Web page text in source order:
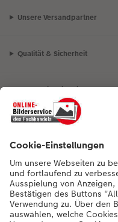
Unsere Versandpartner
Qualität & Sicherheit
Nachhaltigkeit bei CEWE
Mein Fotoservice
Informationen
Sortiment